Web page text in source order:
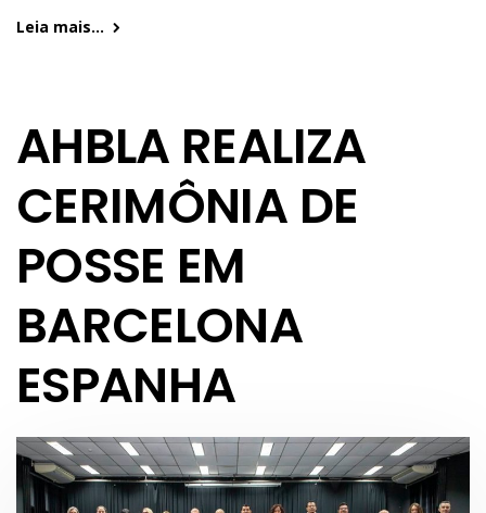
Leia mais...
AHBLA REALIZA
CERIMÔNIA DE
POSSE EM
BARCELONA
ESPANHA